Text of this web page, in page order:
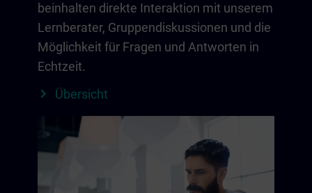
beinhalten direkte Interaktion mit unserem
Lernberater, Gruppendiskussionen und die
Möglichkeit für Fragen und Antworten in
Echtzeit.
Übersicht